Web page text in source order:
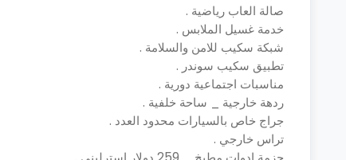
صالة العاب رياضية .
خدمة غسيل الملابس .
شبكة سكيب للامن والسلامة .
تطبيق سكيب سوندر .
مناسبات اجتماعية دورية .
ردهة خارجية _ ساحة خلفية .
جراج خاص بالسيارات محدود العدد .
تراس خارجي .